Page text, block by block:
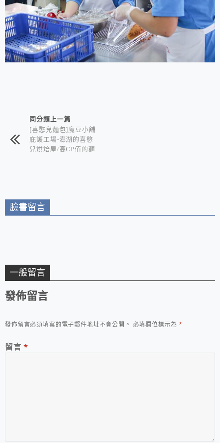
相連文章同分類上一篇
[喜憨兒麵包]魔豆小舖
庇護工場-澎湖的喜憨
兒烘焙屋/高CP值的麵
臉書留言
一般留言
發佈留言
發佈留言必須填寫的電子郵件地址不會公開。 必填欄位標示為*
留言 *